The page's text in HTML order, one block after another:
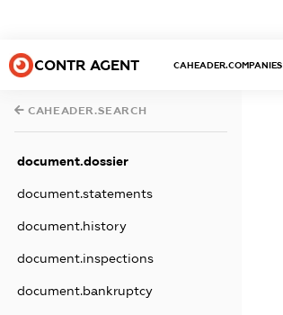
CONTR AGENT CAHEADER.COMPANIES
CAHEADER.SEARCH
document.dossier
document.statements
document.history
document.inspections
document.bankruptcy